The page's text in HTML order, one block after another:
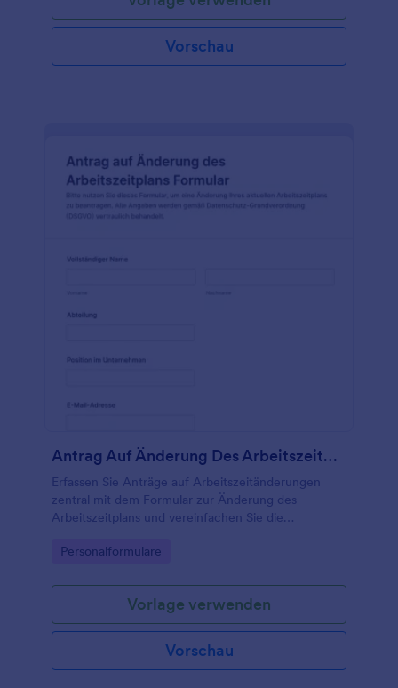
Vorschau
Antrag Auf Änderung Des Arbeitszeitplans Formular
Erfassen Sie Anträge auf Arbeitszeitänderungen
zentral mit dem Formular zur Änderung des
Arbeitszeitplans und vereinfachen Sie die
Personalabteilung und Führungskräften mit Jotform.
Go to Category:
Personalformulare
Vorlage verwenden
Vorschau